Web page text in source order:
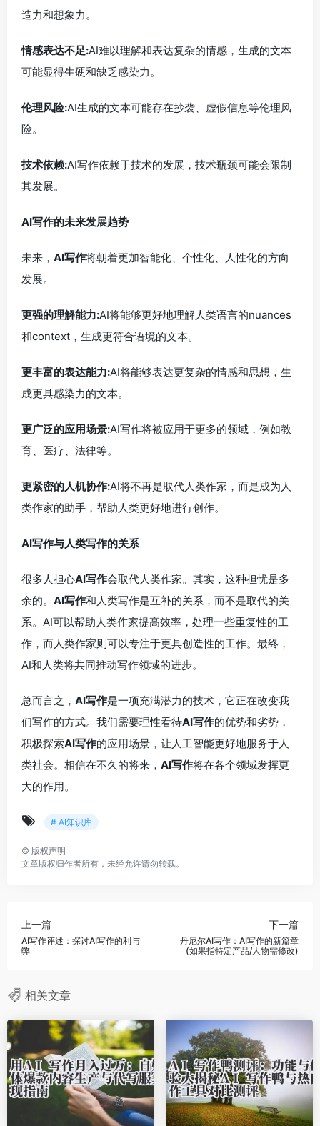
造力和想象力。
情感表达不足:AI难以理解和表达复杂的情感，生成的文本
可能显得生硬和缺乏感染力。
伦理风险:AI生成的文本可能存在抄袭、虚假信息等伦理风
险。
技术依赖:AI写作依赖于技术的发展，技术瓶颈可能会限制
其发展。
AI写作的未来发展趋势
未来， AI写作将朝着更加智能化、个性化、人性化的方向
发展。
更强的理解能力:AI将能够更好地理解人类语言的nuances
和context，生成更符合语境的文本。
更丰富的表达能力:AI将能够表达更复杂的情感和思想，生
成更具感染力的文本。
更广泛的应用场景:AI写作将被应用于更多的领域，例如教
育、医疗、法律等。
更紧密的人机协作:AI将不再是取代人类作家，而是成为人
类作家的助手，帮助人类更好地进行创作。
AI写作与人类写作的关系
很多人担心AI写作会取代人类作家。其实，这种担忧是多
余的。 AI写作和人类写作是互补的关系，而不是取代的关
系。AI可以帮助人类作家提高效率，处理一些重复性的工
作，而人类作家则可以专注于更具创造性的工作。最终，
AI和人类将共同推动写作领域的进步。
总而言之， AI写作是一项充满潜力的技术，它正在改变我
们写作的方式。我们需要理性看待AI写作的优势和劣势，
积极探索AI写作的应用场景，让人工智能更好地服务于人
类社会。相信在不久的将来， AI写作将在各个领域发挥更
大的作用。
# AI知识库
© 版权声明
文章版权归作者所有，未经允许请勿转载。
上一篇
AI写作评述：探讨AI写作的利与
弊
下一篇
丹尼尔AI写作：AI写作的新篇章
(如果指特定产品/人物需修改)
相关文章